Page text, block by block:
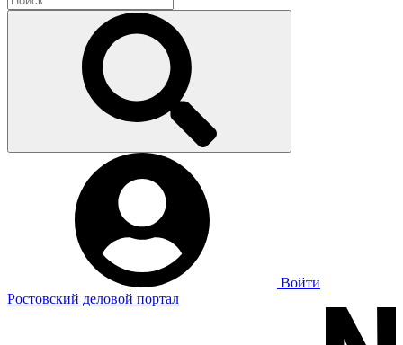
Войти
Ростовский деловой портал